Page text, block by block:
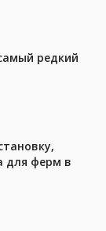
редкий
для ферм в